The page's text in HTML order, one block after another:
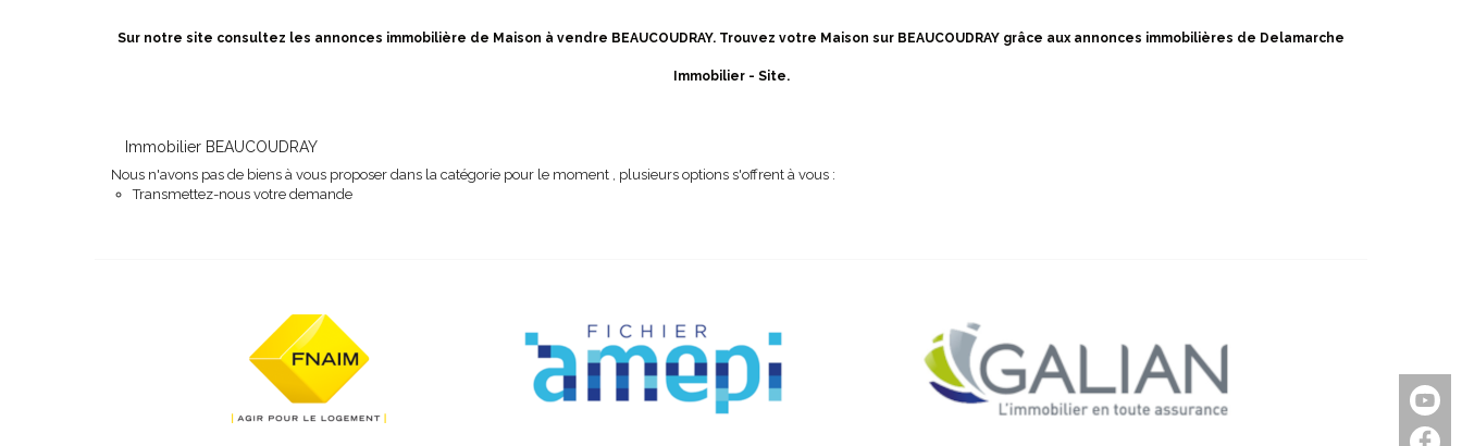
Sur notre site consultez les annonces immobilière de Maison à vendre BEAUCOUDRAY. Trouvez votre Maison sur BEAUCOUDRAY grâce aux annonces immobilières de Delamarche
Immobilier - Site.
Immobilier BEAUCOUDRAY
Nous n'avons pas de biens à vous proposer dans la catégorie pour le moment , plusieurs options s'offrent à vous :
Transmettez-nous votre demande